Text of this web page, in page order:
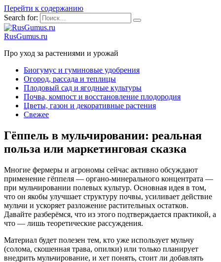
Перейти к содержанию
Search for:
RusGumus.ru
Про уход за растениями и урожай
Биогумус и гуминовые удобрения
Огород, рассада и теплицы
Плодовый сад и ягодные культуры
Почва, компост и восстановление плодородия
Цветы, газон и декоративные растения
Свежее
Гёппель в мульчировании: реальная
польза или маркетинговая сказка
Многие фермеры и агрономы сейчас активно обсуждают
применение гёппеля — органо-минерального концентрата —
при мульчировании полевых культур. Основная идея в том,
что он якобы улучшает структуру почвы, усиливает действие
мульчи и ускоряет разложение растительных остатков.
Давайте разберёмся, что из этого подтверждается практикой, а
что — лишь теоретические рассуждения.
Материал будет полезен тем, кто уже использует мульчу
(солома, скошенная трава, опилки) или только планирует
внедрить мульчирование, и хет понять, стоит ли добавлять